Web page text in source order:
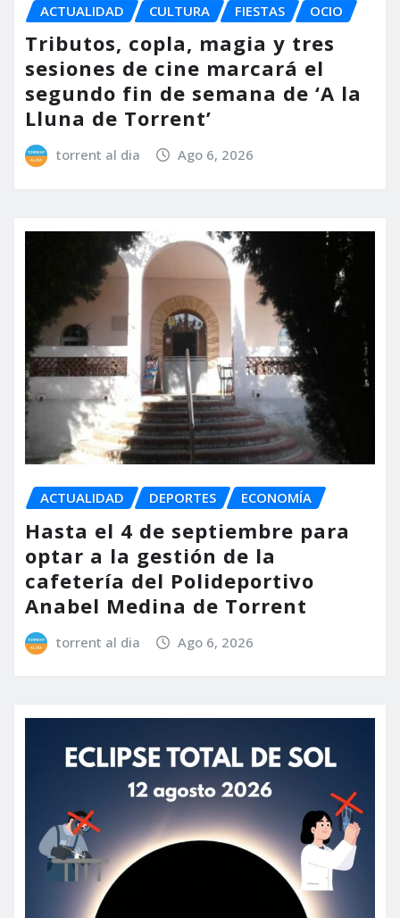
ACTUALIDAD CULTURA FIESTAS OCIO
Tributos, copla, magia y tres
sesiones de cine marcará el
segundo fin de semana de ‘A la
Lluna de Torrent’
torrent al dia Ago 6, 2026
ACTUALIDAD DEPORTES ECONOMÍA
Hasta el 4 de septiembre para
optar a la gestión de la
cafetería del Polideportivo
Anabel Medina de Torrent
torrent al dia Ago 6, 2026